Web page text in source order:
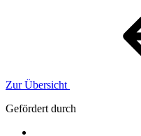
Zur Übersicht
Gefördert durch